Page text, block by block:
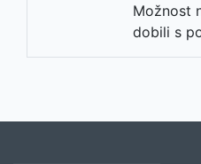
Možnost
dobili s